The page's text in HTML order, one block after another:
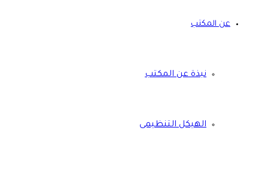
عن المكتب
نبذة عن المكتب
الهيكل التنظيمى